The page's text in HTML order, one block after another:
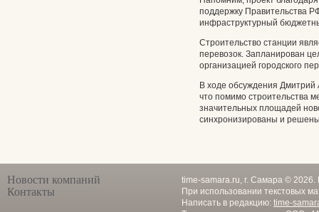
поддержку Правительства
инфраструктурный
Строительство станции
перевозок. Запланирован
организацией городского
В ходе обсуждения Дмитрий
что помимо строительства
значительных площадей
синхронизированы и
Новости компаний
Контакты
time-samara.ru, г. Самара ©
При использовании текстовых
Написать в редакцию: time-